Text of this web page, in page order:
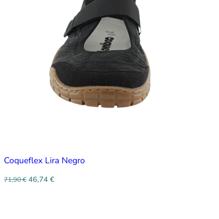
Coqueflex Lira Negro
71,90€ 46,74 €